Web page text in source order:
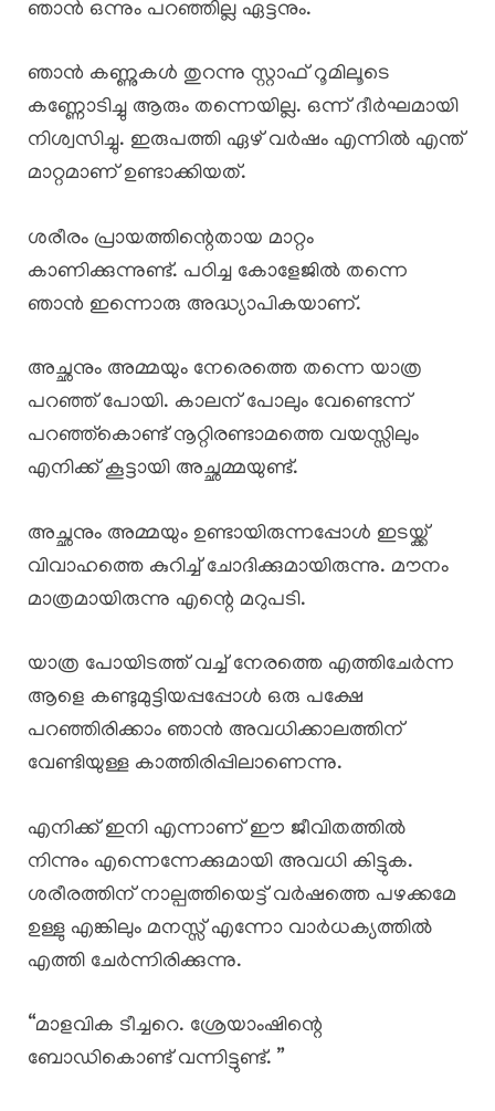
ഞാൻ ഒന്നും പറഞ്ഞില്ല ഏട്ടനും.
ഞാൻ കണ്ണുകൾ തുറന്നു സ്റ്റാഫ്‌ റൂമിലൂടെ
കണ്ണോടിച്ചു ആരും തന്നെയില്ല. ഒന്ന് ദീർഘമായി
നിശ്വസിച്ചു. ഇരുപത്തി ഏഴ് വർഷം എന്നിൽ എന്ത്
മാറ്റമാണ് ഉണ്ടാക്കിയത്.
ശരീരം പ്രായത്തിന്റെതായ മാറ്റം
കാണിക്കുന്നുണ്ട്. പഠിച്ച കോളേജിൽ തന്നെ
ഞാൻ ഇന്നൊരു അദ്ധ്യാപികയാണ്.
അച്ഛനും അമ്മയും നേരെത്തെ തന്നെ യാത്ര
പറഞ്ഞ് പോയി. കാലന് പോലും വേണ്ടെന്ന്
പറഞ്ഞ്കൊണ്ട് നൂറ്റിരണ്ടാമത്തെ വയസ്സിലും
എനിക്ക് കൂട്ടായി അച്ഛമ്മയുണ്ട്.
അച്ഛനും അമ്മയും ഉണ്ടായിരുന്നപ്പോൾ ഇടയ്ക്ക്
വിവാഹത്തെ കുറിച്ച് ചോദിക്കുമായിരുന്നു. മൗനം
മാത്രമായിരുന്നു എന്റെ മറുപടി.
യാത്ര പോയിടത്ത് വച്ച് നേരത്തെ എത്തിചേർന്ന
ആളെ കണ്ടുമുട്ടിയപ്പപ്പോൾ ഒരു പക്ഷേ
പറഞ്ഞിരിക്കാം ഞാൻ അവധിക്കാലത്തിന്‌
വേണ്ടിയുള്ള കാത്തിരിപ്പിലാണെന്നു.
എനിക്ക് ഇനി എന്നാണ് ഈ ജീവിതത്തിൽ
നിന്നും എന്നെന്നേക്കുമായി അവധി കിട്ടുക.
ശരീരത്തിന് നാല്പത്തിയെട്ട് വർഷത്തെ പഴക്കമേ
ഉള്ളു എങ്കിലും മനസ്സ് എന്നോ വാർധക്യത്തിൽ
എത്തി ചേർന്നിരിക്കുന്നു.
“മാളവിക ടീച്ചറെ. ശ്രേയാംഷിന്റെ
ബോഡികൊണ്ട് വന്നിട്ടുണ്ട്. ”